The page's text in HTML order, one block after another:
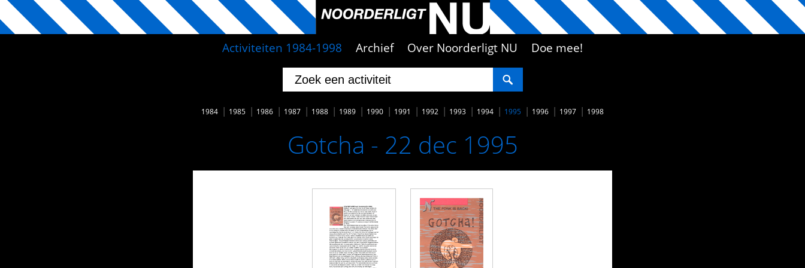
Activiteiten 1984-1998 Archief Over Noorderligt NU Doe mee!
1984 1985 1986 1987 1988 1989 1990 1991 1992 1993 1994 1995 1996 1997 1998
Gotcha - 22 dec 1995